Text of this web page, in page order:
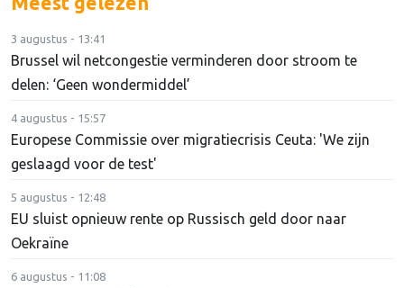
3 augustus - 13:41
Brussel wil netcongestie verminderen door stroom te
delen: ‘Geen wondermiddel’
4 augustus - 15:57
Europese Commissie over migratiecrisis Ceuta: 'We zijn
geslaagd voor de test'
5 augustus - 12:48
EU sluist opnieuw rente op Russisch geld door naar
Oekraïne
6 augustus - 11:08